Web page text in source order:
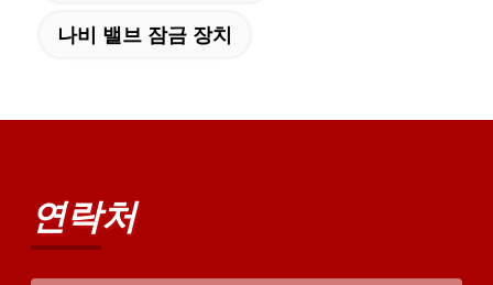
나비 밸브 잠금 장치
연락처